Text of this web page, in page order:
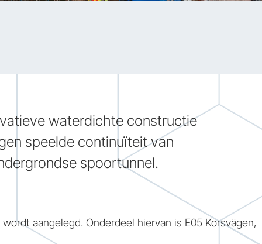
waterdichte constructie
speelde continuïteit van
spoortunnel.
aangelegd. Onderdeel hiervan is E05 Korsvägen,